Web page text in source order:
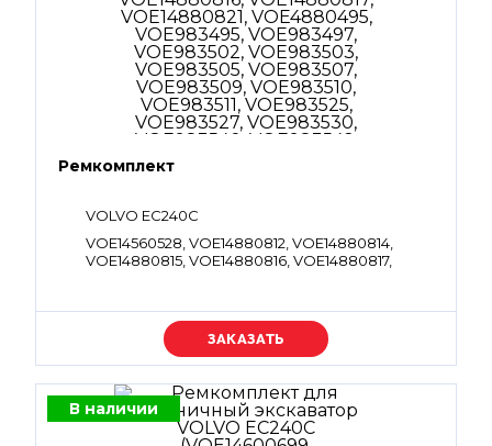
Ремкомплект
VOLVO EC240C
VOE14560528, VOE14880812, VOE14880814,
VOE14880815, VOE14880816, VOE14880817,
VOE983505, VOE983507, VOE983509,
VOE983510, VOE983511, VOE983525, VOE983527,
VOE983530, VOE983540, VOE983542,
VOE983543, VOE984778, VOE990525,
VOE990545, VOE990557, VOE990566,
VOE990569, VOE990736, VOE990739,
VOE4880663, VOE990740, VOE990756,
VOE993322, VOE932041, VOE993323,
Уточняйте цену
В наличии